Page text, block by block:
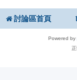
討論區首頁
Powered by